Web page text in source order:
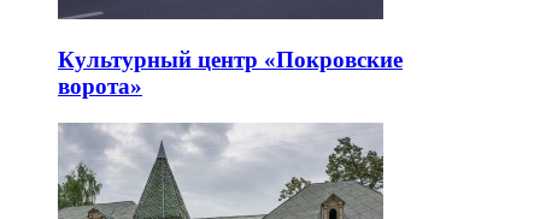
Культурный центр «Покровские
ворота»